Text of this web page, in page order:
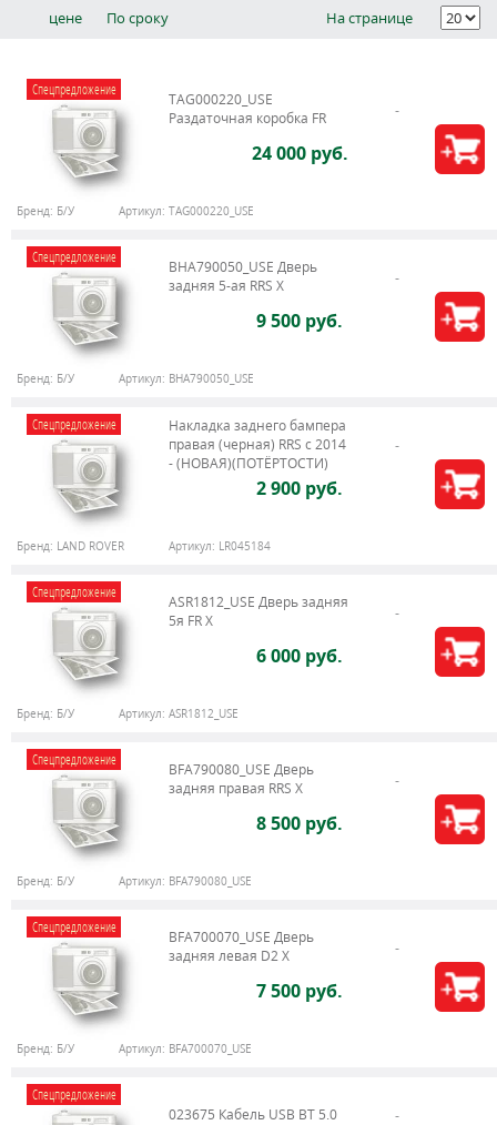
цене
По сроку На странице
Спецпредложение
TAG000220_USE
Раздаточная коробка FR
24 000 руб.
Бренд: Б/У Артикул: TAG000220_USE
Спецпредложение
BHA790050_USE Дверь
задняя 5-ая RRS X
9 500 руб.
Бренд: Б/У Артикул: BHA790050_USE
Спецпредложение
Накладка заднего бампера
правая (черная) RRS c 2014
- (НОВАЯ)(ПОТЁРТОСТИ)
2 900 руб.
Бренд: LAND ROVER Артикул: LR045184
Спецпредложение
ASR1812_USE Дверь задняя
5я FR X
6 000 руб.
Бренд: Б/У Артикул: ASR1812_USE
Спецпредложение
BFA790080_USE Дверь
задняя правая RRS X
8 500 руб.
Бренд: Б/У Артикул: BFA790080_USE
Спецпредложение
BFA700070_USE Дверь
задняя левая D2 X
7 500 руб.
Бренд: Б/У Артикул: BFA700070_USE
Спецпредложение
023675 Кабель USB BT 5.0